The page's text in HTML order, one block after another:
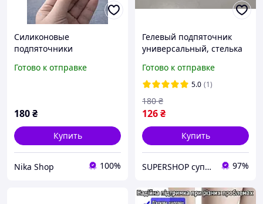
Силиконовые
подпяточники
Salamander Гелевый
обуви
Готово к отправке
180₴
Купить
Nika Shop 100%
Гелевый подпяточник
универсальный, стелька
Heel Pad Gel Air,
прозрачный
Готово к отправке
5.0 (1)
126₴
180 ₴
Купить
SUPERSHOP супер цены, супер выбор, супер покупки! 97%